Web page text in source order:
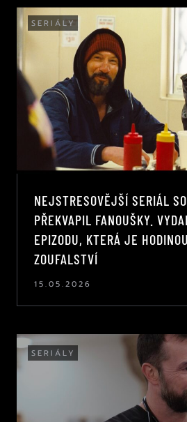
SERIÁLY
NEJSTRESOVĚJŠÍ SERIÁL
PŘEKVAPIL FANOUŠKY.
EPIZODU, KTERÁ JE
ZOUFALSTVÍ
15.05.2026
SERIÁLY